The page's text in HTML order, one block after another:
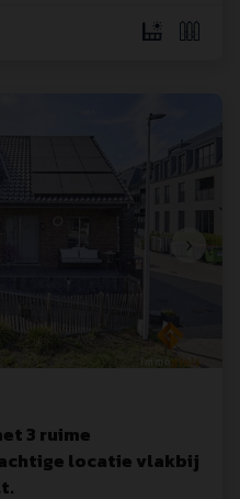
3 ruime
locatie vlakbij